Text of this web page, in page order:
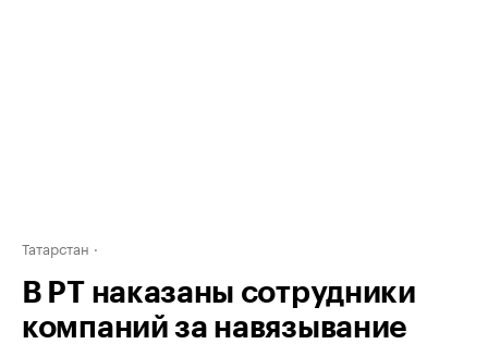
Татарстан
В РТ наказаны сотрудники
компаний за навязывание